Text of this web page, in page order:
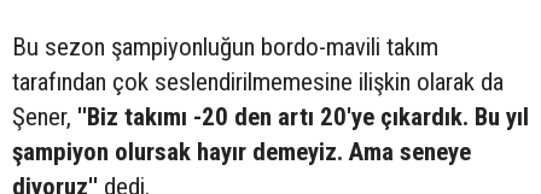
Bu sezon şampiyonluğun bordo-mavili takım
tarafından çok seslendirilmemesine ilişkin olarak da
Şener, ''Biz takımı -20 den artı 20'ye çıkardık. Bu yıl
şampiyon olursak hayır demeyiz. Ama seneye
diyoruz'' dedi.